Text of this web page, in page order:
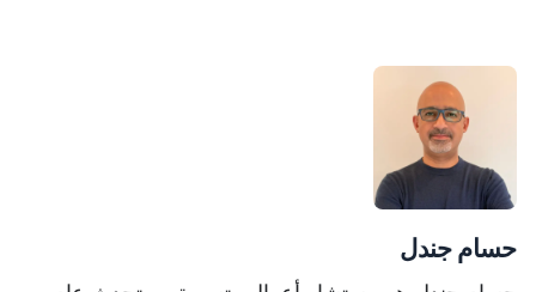
حسام جندل